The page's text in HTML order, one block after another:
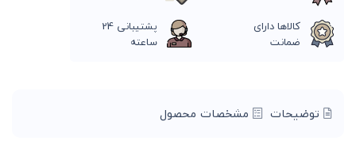
کالاها دارای
ضمانت
پشتیبانی 24
ساعته
توضیحات مشخصات محصول